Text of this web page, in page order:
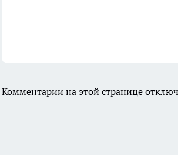
Комментарии на этой странице